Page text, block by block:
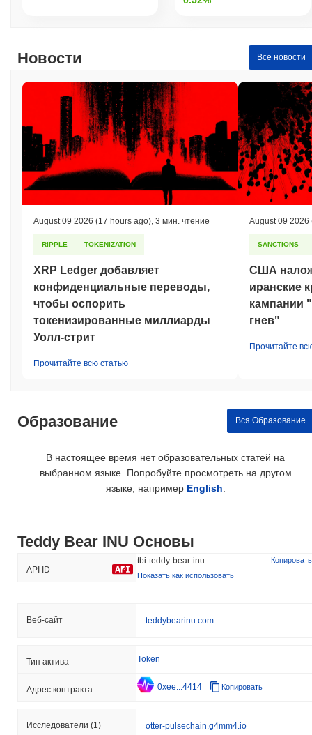
~99.82%
ниже своего ATH .
Как Teddy Bear INU работает по сравнению с
более широким криптовалютным рынком?
За последние 7 дней Teddy Bear INU вырос на 0.00%,
отставая от общего криптовалютного рынка который показал
рост на0.44%
. Это указывает на временное отставание в
ценовом движении TBI относительно более широкого
рыночного импульса.
Новости Все новости
August 09 2026 (17 hours ago) 3 мин. чтение
RIPPLE TOKENIZATION
XRP Ledger добавляет
конфиденциальные переводы,
чтобы оспорить
токенизированные миллиарды
Уолл-стрит
Прочитайте всю статью
August 09 2026
SANCTIONS
США
иранские
кампании
гнев"
Прочитайте
Образование Вся Образование
В настоящее время нет образовательных статей на
выбранном языке. Попробуйте просмотреть на другом
языке, например English
Teddy Bear INU Основы
API ID
tbi-teddy-bear-inu
Копировать
Показать как использовать
Веб-сайт teddybearinu.com
Тип актива Token
Адрес контракта 0xee...4414 Копировать
Исследователи (1) otter-pulsechain.g4mm4.io